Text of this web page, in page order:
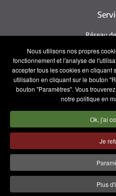
Nous utilisons nos propres
fonctionnement et l'analyse de
accepter tous les cookies en cliquant
utilisation en cliquant sur le bouton
bouton "Paramètres". Vous
notre politique en
Ok, j'ai
Je
Plus
Réseau
Travaillez
Équipe
Politique